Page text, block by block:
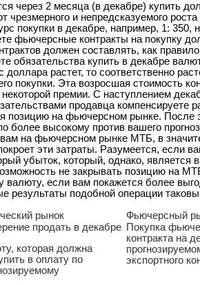
через 2 месяца (в декабре) купить
чрезмерного и непредсказуемого
покупки в декабре, например, 1:
фьючерсные контракты на покупку
должен составлять, как
обязательства купить в декабре
растет, то соответственно
покупки. Эта возросшая стоимость
премии. С наступлением
продавца компенсируете
позицию на фьючерсном рынке. После
высокому против вашего
на фьючерсном рынке МТБ, в
эти затраты. Разумеется, если
убыток, который, однако, является
не закрывать позицию на
валюту, если вам покажется более
результаты подобной операции
рынок
Фьючерсный
продать в декабре
которая должна
в оплату по
Покупка
контракта на
экспортного